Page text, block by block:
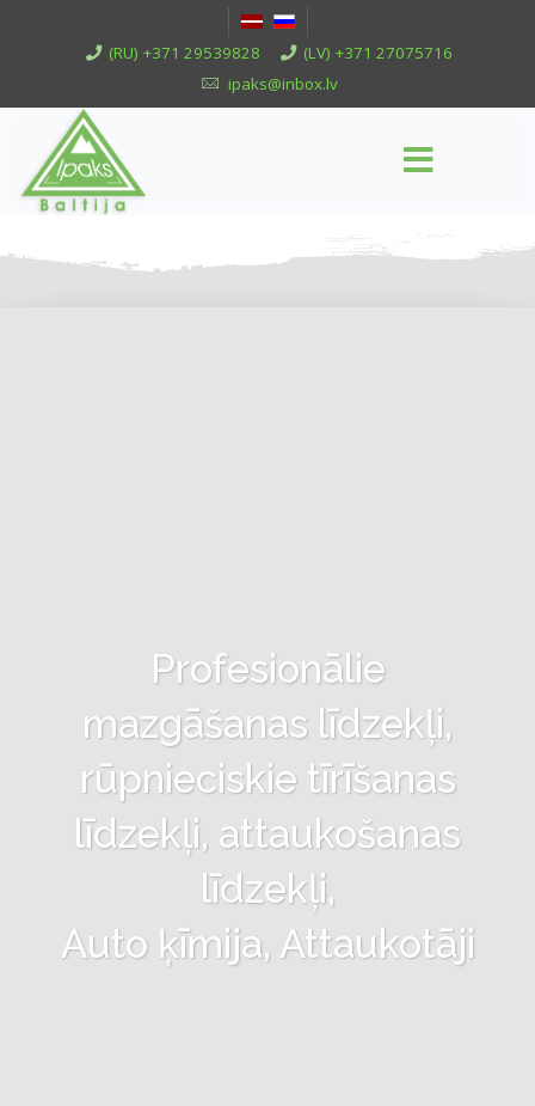
(RU) +371 29539828
(LV) +371 27075716
ipaks@inbox.lv
Profesionālie
mazgāšanas līdzekļi,
rūpnieciskie tīrīšanas
līdzekļi, attaukošanas
līdzekļi,
Auto ķīmija, Attaukotāji